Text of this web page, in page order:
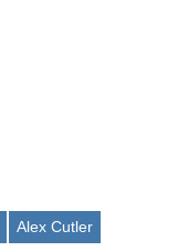
Alex Cutler